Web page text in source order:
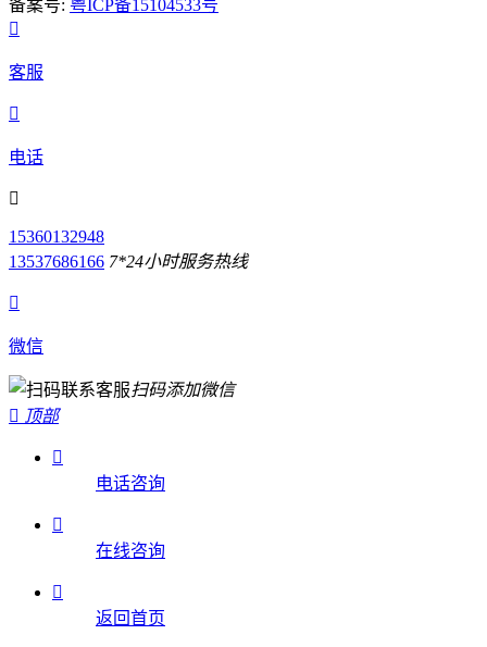
备案号: 粤ICP备15104533号

客服

电话

15360132948
13537686166 7*24小时服务热线

微信
扫码添加微信
 顶部

电话咨询

在线咨询

返回首页